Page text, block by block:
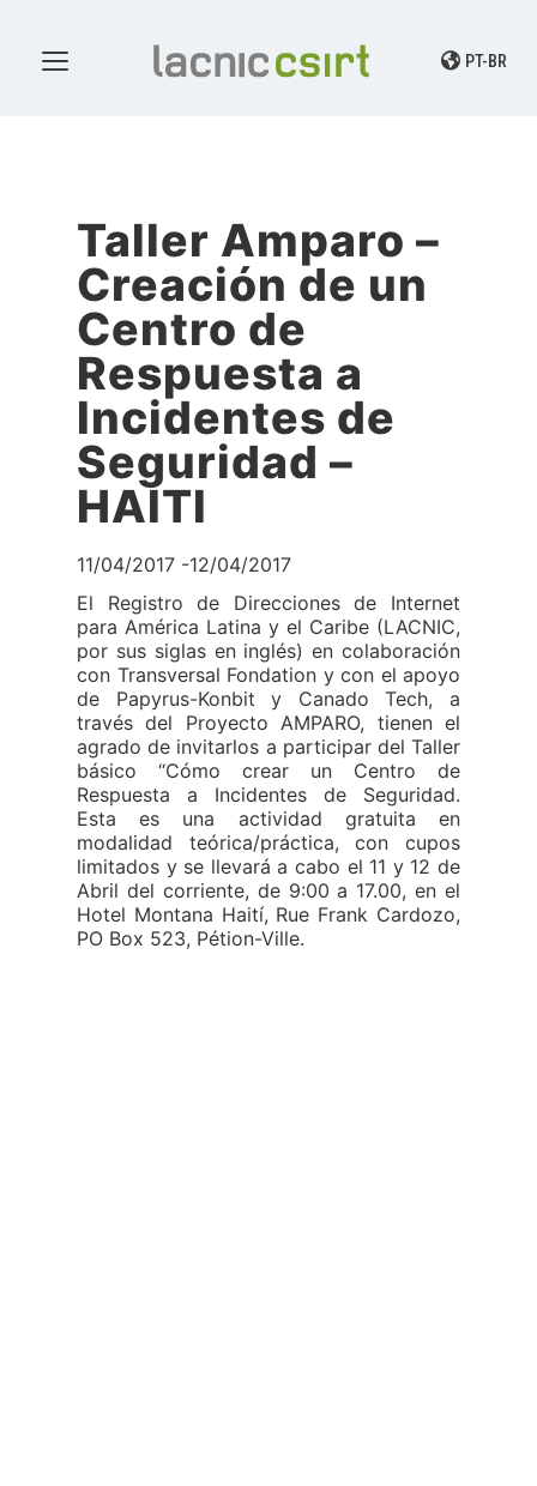
PT-BR
Taller Amparo –
Creación de un
Centro de
Respuesta a
Incidentes de
Seguridad –
HAITI
11/04/2017 -12/04/2017
El Registro de Direcciones de Internet
para América Latina y el Caribe (LACNIC,
por sus siglas en inglés) en colaboración
con Transversal Fondation y con el apoyo
de Papyrus-Konbit y Canado Tech, a
través del Proyecto AMPARO, tienen el
agrado de invitarlos a participar del Taller
básico “Cómo crear un Centro de
Respuesta a Incidentes de Seguridad.
Esta es una actividad gratuita en
modalidad teórica/práctica, con cupos
limitados y se llevará a cabo el 11 y 12 de
Abril del corriente, de 9:00 a 17.00, en el
Hotel Montana Haití, Rue Frank Cardozo,
PO Box 523, Pétion-Ville.